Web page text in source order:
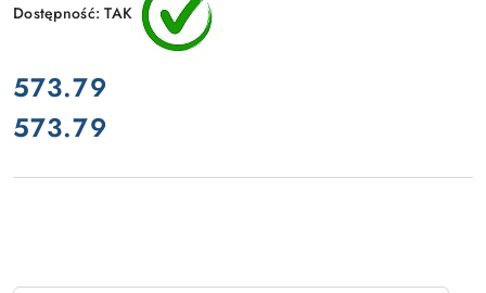
Dostępność:TAK
cena:
573.79
Cena:
573.79